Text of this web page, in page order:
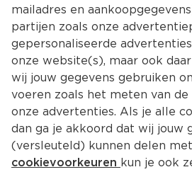
mailadres en
partijen zoals onze
gepersonaliseerde
onze website(s), maar ook
wij jouw gegevens gebruiken
voeren zoals het meten van
onze advertenties. Als je alle
dan ga je akkoord dat wij jouw
(versleuteld) kunnen delen
cookievoorkeuren kun je ook